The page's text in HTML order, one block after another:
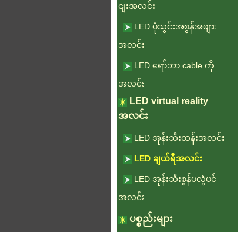
ငျးအလင်း
LED ပုံသွင်းအစွန်အဖျား
အလင်း
LED ရော်ဘာ cable ကို
အလင်း
LED virtual reality
အလင်း
LED အုန်းသီးထန်းအလင်း
LED ချယ်ရီအလင်း
LED အုန်းသီးစွန်ပလွံပင်
အလင်း
ပစ္စည်းများ